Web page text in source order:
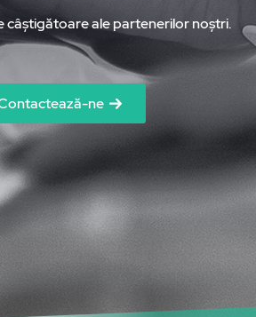
câștigătoare ale partenerilor noștri.
ne